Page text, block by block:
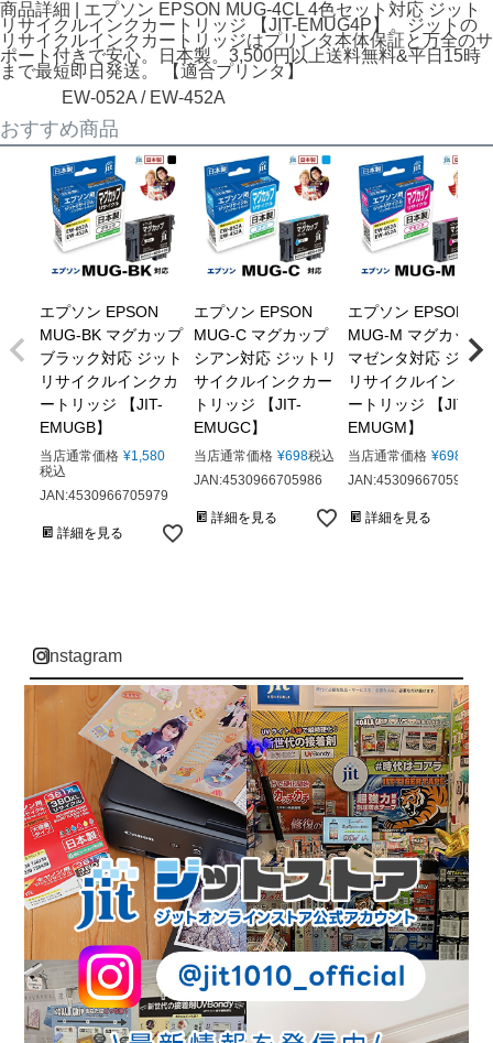
商品詳細 | エプソン EPSON MUG-4CL 4色セット対応 ジット
リサイクルインクカートリッジ 【JIT-EMUG4P】。ジットの
リサイクルインクカートリッジはプリンタ本体保証と万全のサ
ポート付きで安心。日本製。3,500円以上送料無料&平日15時
まで最短即日発送。 【適合プリンタ】
EW-052A / EW-452A
おすすめ商品
エプソン EPSON
MUG-BK マグカップ
ブラック対応 ジット
リサイクルインクカ
ートリッジ 【JIT-
EMUGB】
当店通常価格 ¥1,580
税込
JAN:4530966705979
詳細を見る
エプソン EPSON
MUG-C マグカップ
シアン対応 ジットリ
サイクルインクカー
トリッジ 【JIT-
EMUGC】
当店通常価格 ¥698税込
JAN:4530966705986
詳細を見る
エプソン EPSON
MUG-M マグカップ
マゼンタ対応 ジット
リサイクルインクカ
ートリッジ 【JIT-
EMUGM】
当店通常価格 ¥698
JAN:4530966705993
詳細を見る
instagram